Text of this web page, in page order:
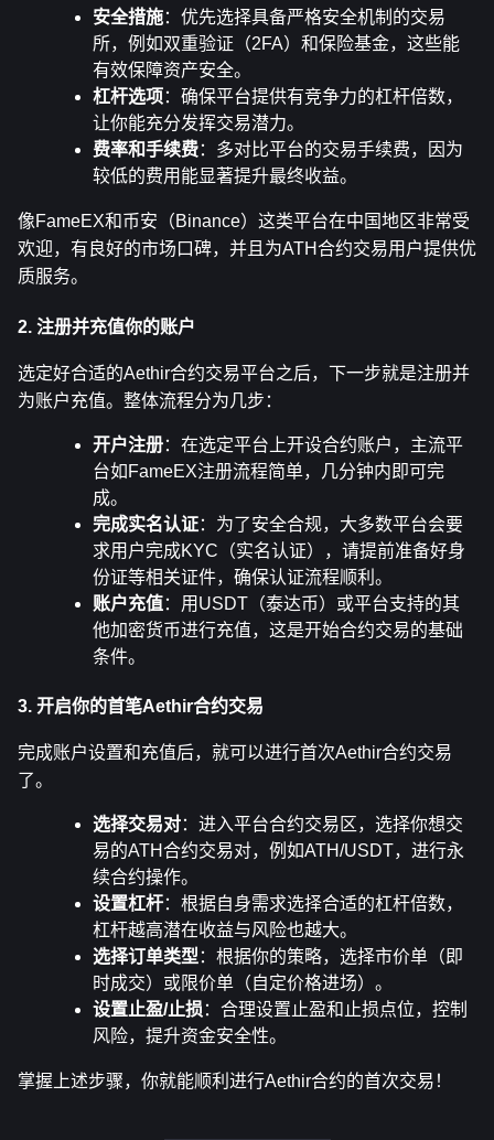
安全措施：优先选择具备严格安全机制的交易
所，例如双重验证（2FA）和保险基金，这些能
有效保障资产安全。
杠杆选项 ：确保平台提供有竞争力的杠杆倍数，
让你能充分发挥交易潜力。
费率和手续费：多对比平台的交易手续费，因为
较低的费用能显著提升最终收益。
像FameEX和币安（Binance）这类平台在中国地区非常受
欢迎，有良好的市场口碑，并且为ATH合约交易用户提供优
质服务。
2. 注册并充值你的账户
选定好合适的Aethir合约交易平台之后，下一步就是注册并
为账户充值。整体流程分为几步：
开户注册：在选定平台上开设合约账户，主流平
台如FameEX注册流程简单，几分钟内即可完
成。
完成实名认证：为了安全合规，大多数平台会要
求用户完成KYC（实名认证），请提前准备好身
份证等相关证件，确保认证流程顺利。
账户充值：用USDT（泰达币）或平台支持的其
他加密货币进行充值，这是开始合约交易的基础
条件。
3. 开启你的首笔Aethir合约交易
完成账户设置和充值后，就可以进行首次Aethir合约交易
了。
选择交易对：进入平台合约交易区，选择你想交
易的ATH合约交易对，例如ATH/USDT，进行永
续合约操作。
设置杠杆：根据自身需求选择合适的杠杆倍数，
杠杆越高潜在收益与风险也越大。
选择订单类型 ：根据你的策略，选择市价单（即
时成交）或限价单（自定价格进场）。
设置止盈/止损 ：合理设置止盈和止损点位，控制
风险，提升资金安全性。
掌握上述步骤，你就能顺利进行Aethir合约的首次交易！